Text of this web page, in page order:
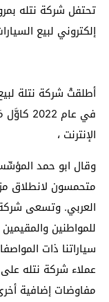
تحتفل شركة نتله
إلكتروني لبيع
أطلقتْ شركة نتلة
في عام
الإنترنت ،
وقال ابو حمد
متحمسون لانطلاق
العربي. وتسعى
للمواطنين
عملاء شركة نتله
مفاوضات إضافية